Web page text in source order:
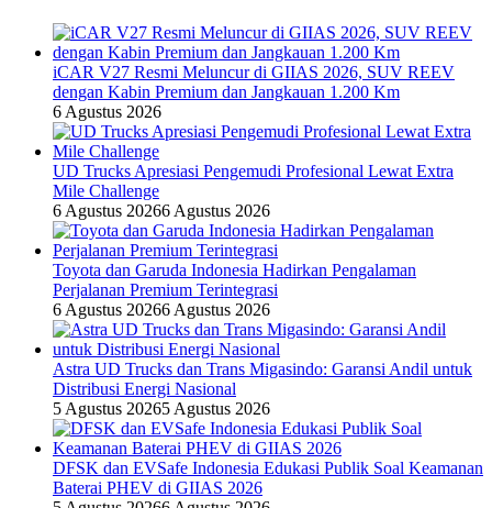
iCAR V27 Resmi Meluncur di GIIAS 2026, SUV REEV
dengan Kabin Premium dan Jangkauan 1.200 Km
6 Agustus 2026
UD Trucks Apresiasi Pengemudi Profesional Lewat Extra
Mile Challenge
6 Agustus 20266 Agustus 2026
Toyota dan Garuda Indonesia Hadirkan Pengalaman
Perjalanan Premium Terintegrasi
6 Agustus 20266 Agustus 2026
Astra UD Trucks dan Trans Migasindo: Garansi Andil untuk
Distribusi Energi Nasional
5 Agustus 20265 Agustus 2026
DFSK dan EVSafe Indonesia Edukasi Publik Soal Keamanan
Baterai PHEV di GIIAS 2026